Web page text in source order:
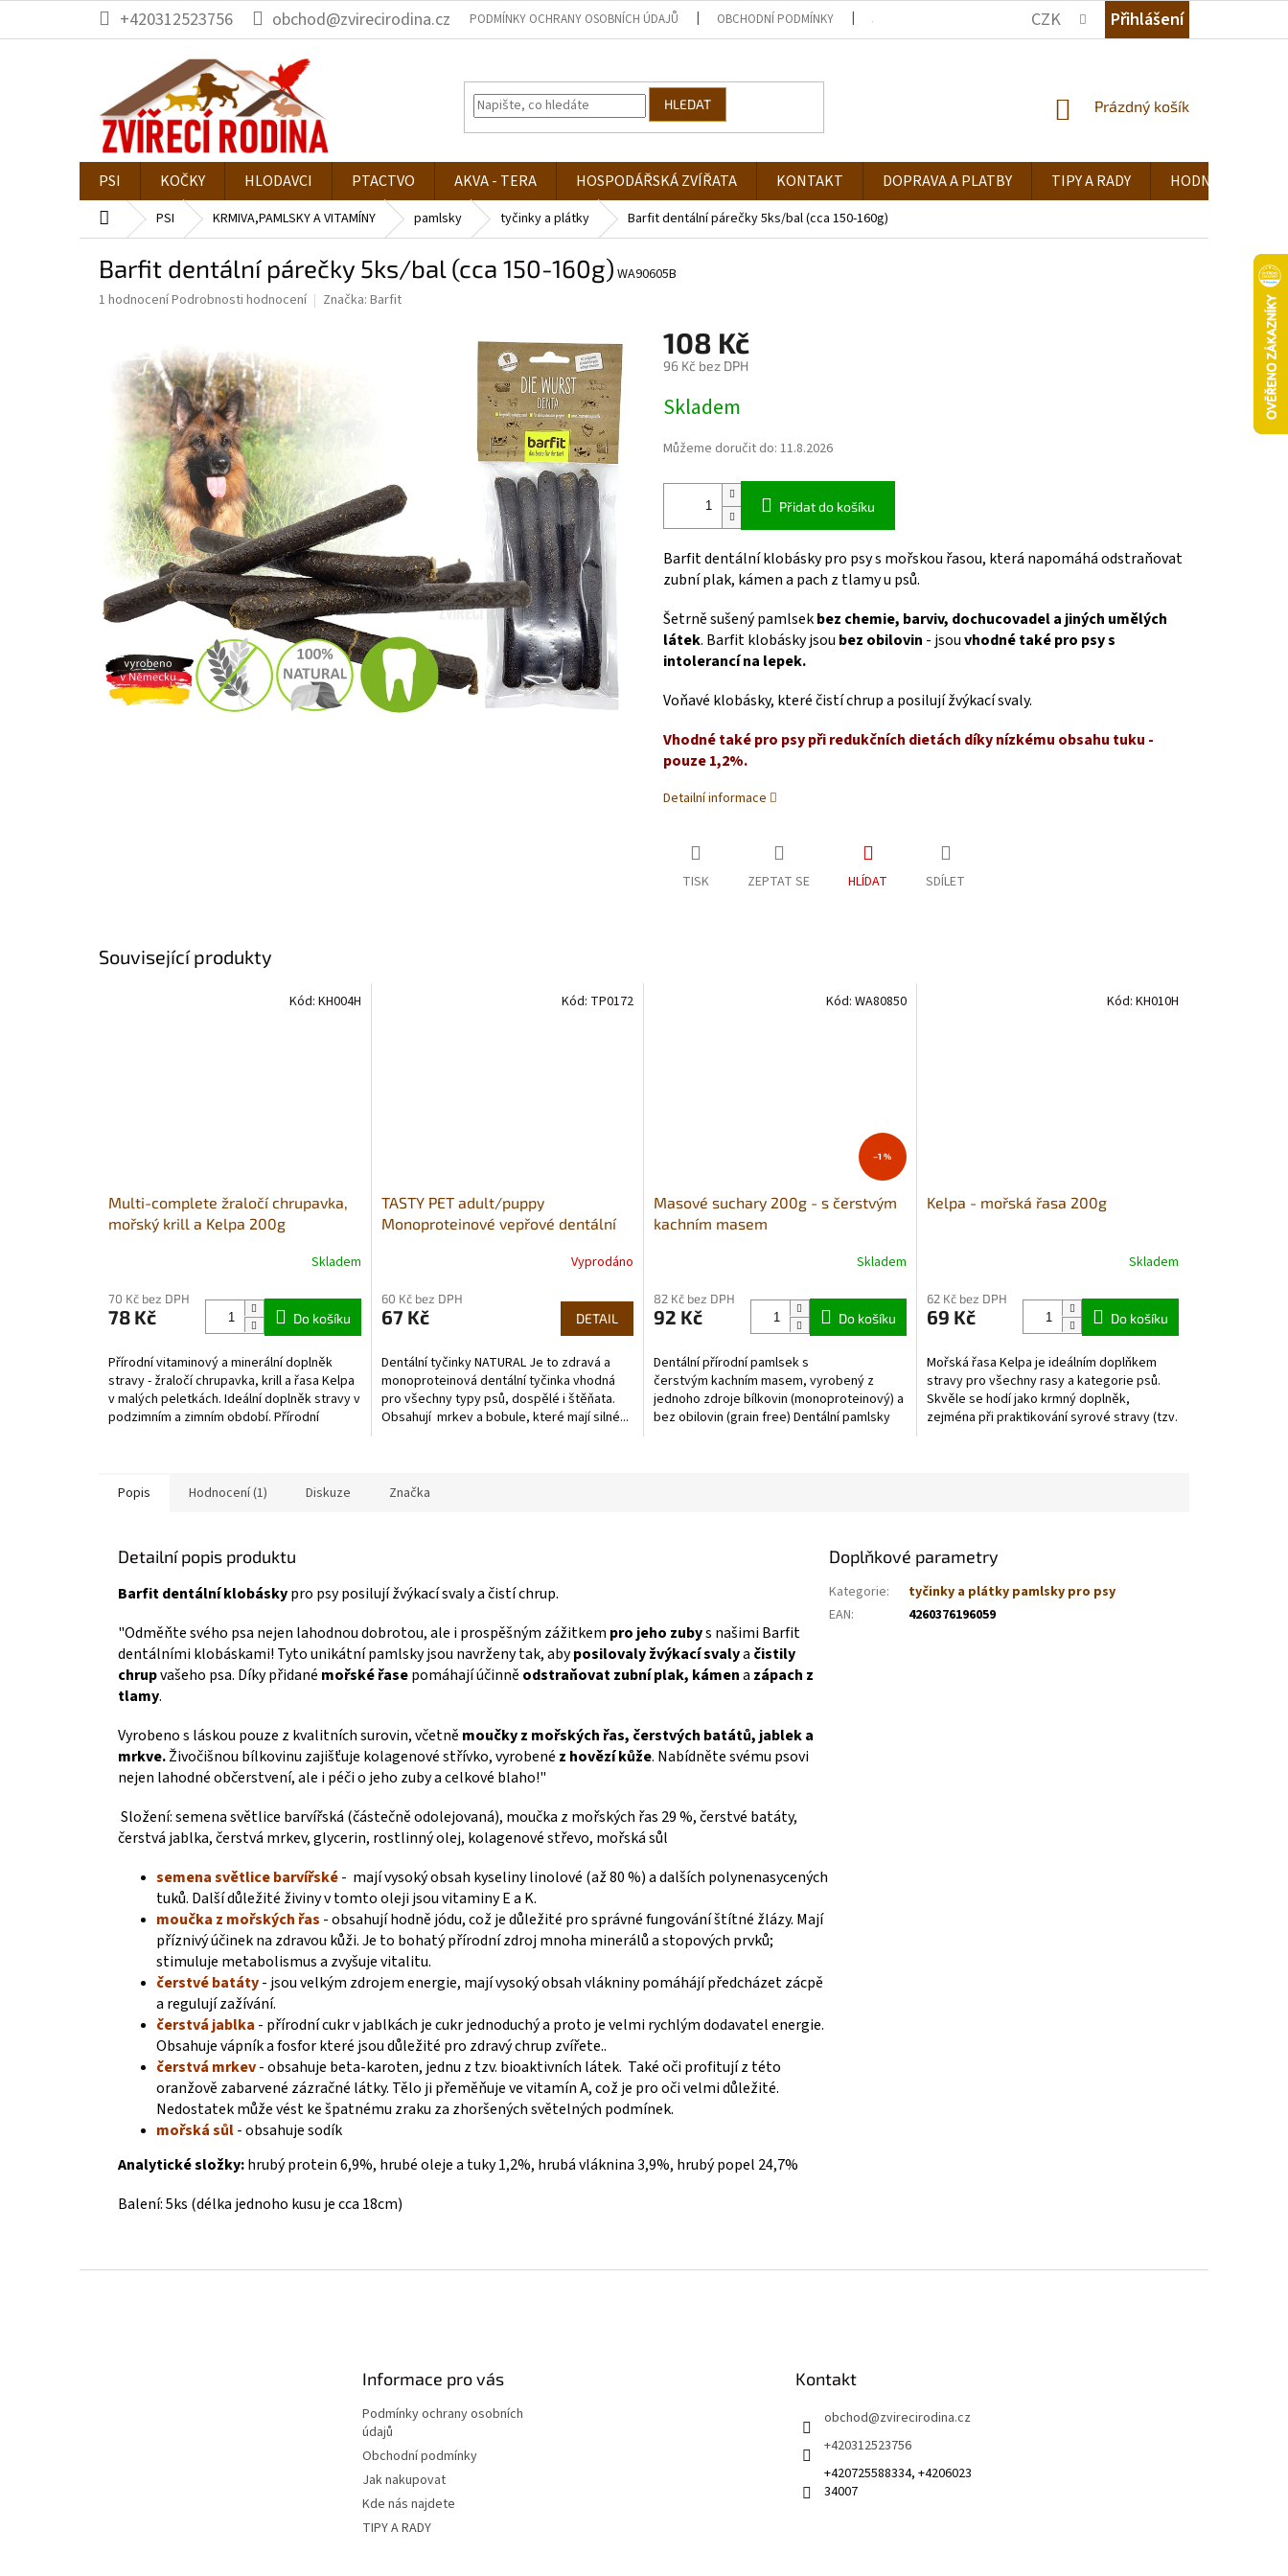
obsah
+420312523756 obchod@zvirecirodina.cz PODMÍNKY OCHRANY OSOBNÍCH ÚDAJŮ OBCHODNÍ PODMÍNKY JAK NAKUPOVAT KDE NÁS NAJDETE TIPY A RADY
CZK Přihlášení
HLEDAT
NÁKUPNÍ
Prázdný košík
PSI KOČKY HLODAVCI PTACTVO AKVA - TERA HOSPODÁŘSKÁ ZVÍŘATA KONTAKT DOPRAVA A PLATBY TIPY A RADY HODNOCENÍ
Domů PSI KRMIVA,PAMLSKY A VITAMÍNY pamlsky tyčinky a plátky Barfit dentální párečky 5ks/bal (cca 150-160g)
Barfit dentální párečky 5ks/bal (cca 150-160g) WA90605B
Průměrné
hvězdiček.
1 hodnoceníPodrobnosti hodnocení Značka: Barfit
108 Kč
96 Kč bez DPH
cena:
Skladem
Můžeme doručit do: 11.8.2026
Přidat do košíku
Barfit dentální klobásky pro psys mořskou řasou, která napomáhá odstraňovat
zubní plak, kámen a pach z tlamy u psů.
Šetrně sušený pamlsekbez chemie, barviv, dochucovadel a jiných umělých
látek. Barfit klobásky jsou bez obilovin - jsouvhodné také pro psy s
intolerancí na lepek.
Voňavé klobásky, které čistí chrup a posilují žvýkací svaly.
Vhodné také pro psy při redukčních dietách díky nízkému obsahu tuku -
pouze 1,2%.
Detailní informace
TISK ZEPTAT SE HLÍDAT SDÍLET
Související produkty
Multi-complete žraločí chrupavka,
mořský krill a Kelpa 200g
produktu
je
z
5
hvězdiček.
Skladem
70 Kč bez DPH
78 Kč Do košíku
Přírodní vitaminový a minerální doplněk
stravy - žraločí chrupavka, krill a řasa Kelpa
v malých peletkách. Ideální doplněk stravy v
podzimním a zimním období. Přírodní
Kód: KH004H
TASTY PET adult/puppy
Monoproteinové vepřové dentální
Vyprodáno
60 Kč bez DPH
67 Kč DETAIL
Dentální tyčinky NATURAL Je to zdravá a
monoproteinová dentální tyčinka vhodná
pro všechny typy psů, dospělé i štěňata.
Obsahují mrkev a bobule, které mají silné...
Kód: TP0172
–1 %
Masové suchary 200g - s čerstvým
kachním masem
produktu
je
z
5
hvězdiček.
Skladem
82 Kč bez DPH
92 Kč Do košíku
Dentální přírodní pamlsek s
čerstvým kachním masem, vyrobený z
jednoho zdroje bílkovin (monoproteinový) a
bez obilovin (grain free) Dentální pamlsky
Kód: WA80850
Kelpa - mořská řasa 200g
produktu
je
z
5
hvězdiček.
Skladem
62 Kč bez DPH
69 Kč Do košíku
Mořská řasa Kelpa je ideálním doplňkem
stravy pro všechny rasy a kategorie psů.
Skvěle se hodí jako krmný doplněk,
zejména při praktikování syrové stravy (tzv.
Kód: KH010H
Popis Hodnocení (1) Diskuze Značka
Detailní popis produktu
Barfit dentální klobáskypro psy posilují žvýkací svaly a čistí chrup.
"Odměňte svého psa nejen lahodnou dobrotou, ale i prospěšným zážitkem pro jeho zubys našimi Barfit
dentálními klobáskami! Tyto unikátní pamlsky jsou navrženy tak, abyposilovaly žvýkací svalya čistily
chrupvašeho psa. Díky přidané mořské řasepomáhají účinně odstraňovat zubní plak, kámena zápach z
tlamy.
Vyrobeno s láskou pouze z kvalitních surovin, včetně moučky z mořských řas, čerstvých batátů, jablek a
mrkve.Živočišnou bílkovinu zajišťuje kolagenové střívko, vyrobené z hovězí kůže. Nabídněte svému psovi
nejen lahodné občerstvení, ale i péči o jeho zuby a celkové blaho!"
Složení:semena světlice barvířská (částečně odolejovaná), moučka z mořských řas 29 %, čerstvé batáty,
čerstvá jablka, čerstvá mrkev, glycerin, rostlinný olej, kolagenové střevo, mořská sůl
semena světlice barvířské- mají vysoký obsah kyseliny linolové (až 80 %) a dalších polynenasycených
tuků. Další důležité živiny v tomto oleji jsou vitaminy E a K.
moučka z mořských řas -obsahují hodně jódu, což je důležité pro správné fungování štítné žlázy. Mají
příznivý účinek na zdravou kůži. Je to bohatý přírodní zdroj mnoha minerálů a stopových prvků;
stimuluje metabolismus a zvyšuje vitalitu.
čerstvé batáty- jsou velkým zdrojem energie, mají vysoký obsah vlákniny pomáhájí předcházet zácpě
a regulují zažívání.
čerstvá jablka - přírodní cukr v jablkách je cukr jednoduchý a proto je velmi rychlým dodavatel energie.
Obsahuje vápník a fosfor které jsou důležité pro zdravý chrup zvířete..
čerstvá mrkev-obsahuje beta-karoten, jednu z tzv. bioaktivních látek. Také oči profitují z této
oranžově zabarvené zázračné látky. Tělo ji přeměňuje ve vitamín A, což je pro oči velmi důležité.
Nedostatek může vést ke špatnému zraku za zhoršených světelných podmínek.
mořská sůl-obsahuje sodík
Analytické složky:hrubý protein 6,9%, hrubé oleje a tuky 1,2%, hrubá vláknina 3,9%, hrubý popel 24,7%
Balení: 5ks (délka jednoho kusu je cca 18cm)
Doplňkové parametry
Kategorie:
tyčinky a plátky pamlsky pro psy
EAN: 4260376196059
Informace pro vás
Podmínky ochrany osobních
údajů
Obchodní podmínky
Jak nakupovat
Kde nás najdete
TIPY A RADY
Kontakt
obchod@zvirecirodina.cz
+420312523756
+420725588334, +4206023
34007